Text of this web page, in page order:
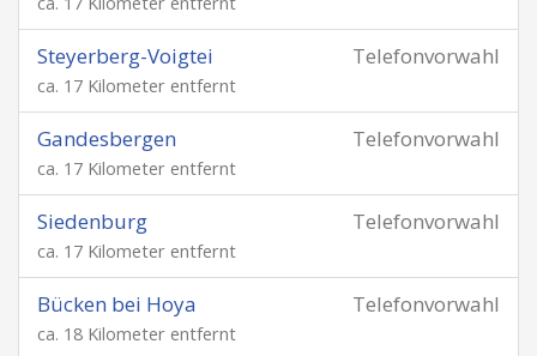
Telefonvorwahl
Steyerberg-Voigtei
ca. 17 Kilometer entfernt
Telefonvorwahl
Gandesbergen
ca. 17 Kilometer entfernt
Telefonvorwahl
Siedenburg
ca. 17 Kilometer entfernt
Telefonvorwahl
Bücken bei Hoya
ca. 18 Kilometer entfernt